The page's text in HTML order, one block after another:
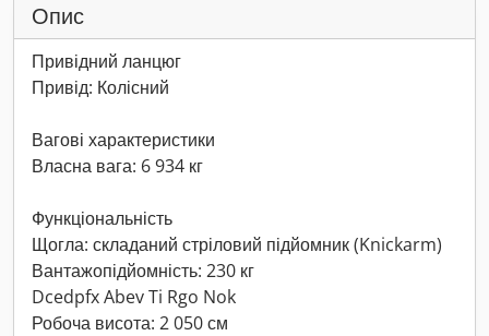
Опис
Привідний ланцюг
Привід: Колісний
Вагові характеристики
Власна вага: 6 934 кг
Функціональність
Щогла: складаний стріловий підйомник (Knickarm)
Вантажопідйомність: 230 кг
Dcedpfx Abev Ti Rgo Nok
Робоча висота: 2 050 см